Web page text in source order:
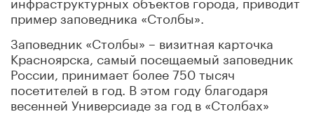
пример заповедника «Столбы».
Заповедник «Столбы» – визитная карточка
Красноярска, самый посещаемый заповедник
России, принимает более 750 тысяч
посетителей в год. В этом году благодаря
весенней Универсиаде за год в «Столбах»